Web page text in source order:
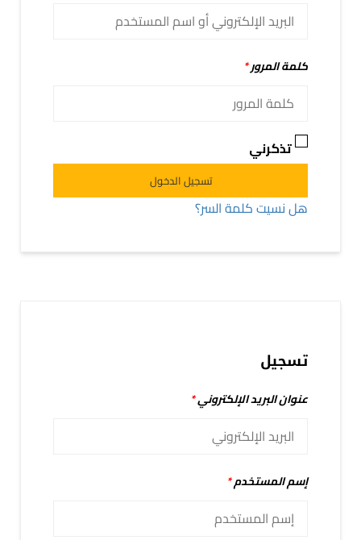
كلمة المرور*
تذكرني
تسجيل الدخول
هل نسيت كلمة السر؟
تسجيل
عنوان البريد الإلكتروني*
إسم المستخدم*